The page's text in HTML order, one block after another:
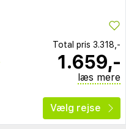
Total pris 3.318,-
1.659,-
læs mere
Vælg rejse